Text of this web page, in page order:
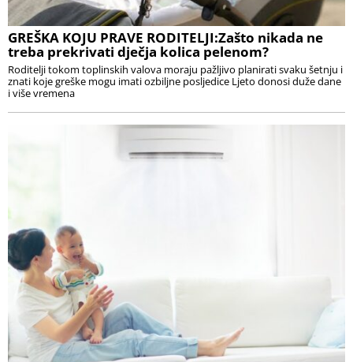
GREŠKA KOJU PRAVE RODITELJI:Zašto nikada ne
treba prekrivati dječja kolica pelenom?
Roditelji tokom toplinskih valova moraju pažljivo planirati svaku šetnju i
znati koje greške mogu imati ozbiljne posljedice Ljeto donosi duže dane
i više vremena